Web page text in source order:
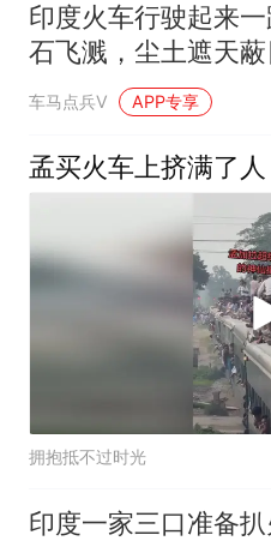
印度火车行驶起来
石飞溅，尘土遮天蔽
续了一路
车马点兵V APP专享
孟买火车上挤满了
拥抱抵不过时光
印度一家三口准备